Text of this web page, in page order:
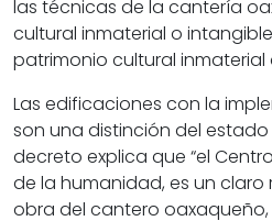
las técnicas de la cantería
cultural inmaterial o
patrimonio cultural
Las edificaciones con la
son una distinción del
decreto explica que “el
de la humanidad, es un
obra del cantero